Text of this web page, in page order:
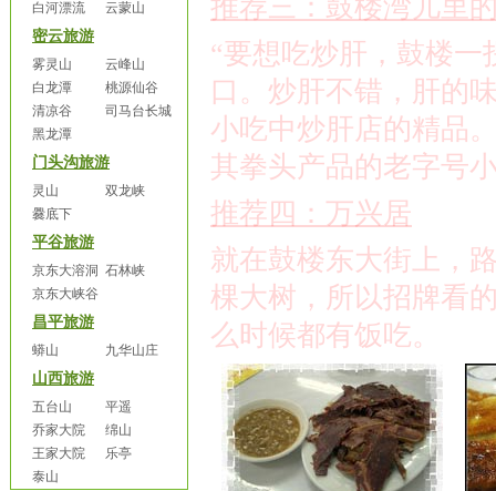
白河漂流
云蒙山
密云旅游
雾灵山
云峰山
白龙潭
桃源仙谷
清凉谷
司马台长城
黑龙潭
门头沟旅游
灵山
双龙峡
爨底下
平谷旅游
京东大溶洞 石林峡
京东大峡谷
昌平旅游
蟒山 九华山庄
山西旅游
五台山
平遥
乔家大院
绵山
王家大院
乐亭
泰山
推荐三：鼓楼湾儿里
“要想吃炒肝，鼓楼
口。炒肝不错，肝的
小吃中炒肝店的精品
其拳头产品的老字号
推荐四：万兴居
就在鼓楼东大街上，
棵大树，所以招牌看
么时候都有饭吃。